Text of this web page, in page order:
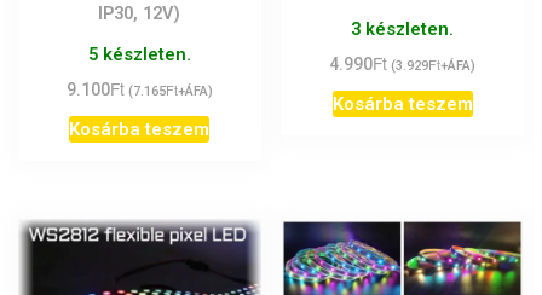
IP30, 12V)
5 készleten.
9.100Ft (7.165Ft+ÁFA)
Kosárba teszem
3 készleten.
4.990Ft (3.929Ft+ÁFA)
Kosárba teszem